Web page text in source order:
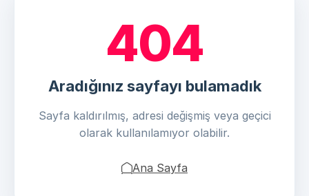
404
Aradığınız sayfayı bulamadık
Sayfa kaldırılmış, adresi değişmiş veya geçici
olarak kullanılamıyor olabilir.
Ana Sayfa